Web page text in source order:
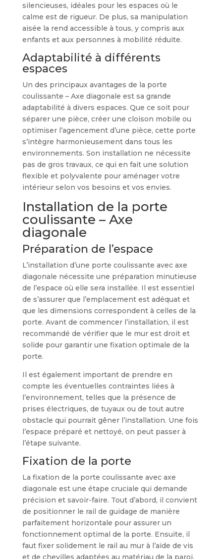
silencieuses, idéales pour les espaces où le
calme est de rigueur. De plus, sa manipulation
aisée la rend accessible à tous, y compris aux
enfants et aux personnes à mobilité réduite.
Adaptabilité à différents
espaces
Un des principaux avantages de la porte
coulissante – Axe diagonale est sa grande
adaptabilité à divers espaces. Que ce soit pour
séparer une pièce, créer une cloison mobile ou
optimiser l’agencement d’une pièce, cette porte
s’intègre harmonieusement dans tous les
environnements. Son installation ne nécessite
pas de gros travaux, ce qui en fait une solution
flexible et polyvalente pour aménager votre
intérieur selon vos besoins et vos envies.
Installation de la porte
coulissante – Axe
diagonale
Préparation de l’espace
L’installation d’une porte coulissante avec axe
diagonale nécessite une préparation minutieuse
de l’espace où elle sera installée. Il est essentiel
de s’assurer que l’emplacement est adéquat et
que les dimensions correspondent à celles de la
porte. Avant de commencer l’installation, il est
recommandé de vérifier que le mur est droit et
solide pour garantir une fixation optimale de la
porte.
Il est également important de prendre en
compte les éventuelles contraintes liées à
l’environnement, telles que la présence de
prises électriques, de tuyaux ou de tout autre
obstacle qui pourrait gêner l’installation. Une fois
l’espace préparé et nettoyé, on peut passer à
l’étape suivante.
Fixation de la porte
La fixation de la porte coulissante avec axe
diagonale est une étape cruciale qui demande
précision et savoir-faire. Tout d’abord, il convient
de positionner le rail de guidage de manière
parfaitement horizontale pour assurer un
fonctionnement optimal de la porte. Ensuite, il
faut fixer solidement le rail au mur à l’aide de vis
et de chevilles adaptées au matériau de la paroi.